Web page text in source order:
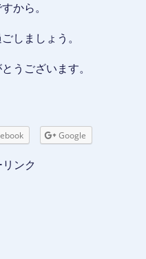
から。
しましょう。
うございます。
Google
ンク